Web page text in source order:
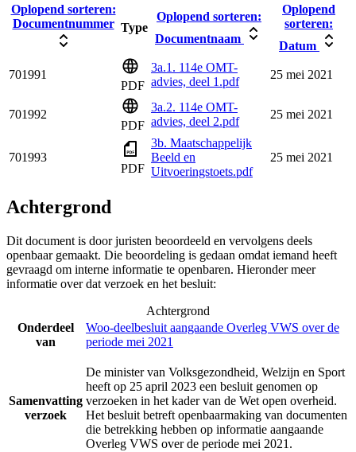
Oplopend sorteren:
Documentnummer Type
Oplopend sorteren:
Documentnaam
Oplopend
sorteren:
Datum
701991
PDF
3a.1. 114e OMT-
advies, deel 1.pdf
25 mei 2021
701992
PDF
3a.2. 114e OMT-
advies, deel 2.pdf
25 mei 2021
701993
PDF
3b. Maatschappelijk
Beeld en
Uitvoeringstoets.pdf
25 mei 2021
Achtergrond
Dit document is door juristen beoordeeld en vervolgens deels
openbaar gemaakt. Die beoordeling is gedaan omdat iemand heeft
gevraagd om interne informatie te openbaren. Hieronder meer
informatie over dat verzoek en het besluit:
Achtergrond
Onderdeel
van
Woo-deelbesluit aangaande Overleg VWS over de
periode mei 2021
Samenvatting
verzoek
De minister van Volksgezondheid, Welzijn en Sport
heeft op 25 april 2023 een besluit genomen op
verzoeken in het kader van de Wet open overheid.
Het besluit betreft openbaarmaking van documenten
die betrekking hebben op informatie aangaande
Overleg VWS over de periode mei 2021.